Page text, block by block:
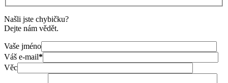
Našli jste chybičku?
Dejte nám vědět.
Vaše jméno
Váš e-mail*
Věc